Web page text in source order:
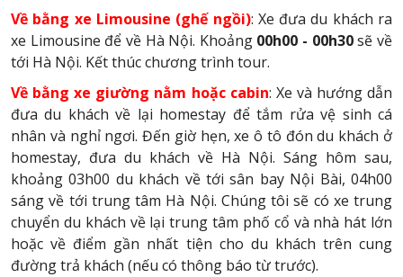
Về bằng xe Limousine (ghế ngồi): Xe đưa du khách ra
xe Limousine để về Hà Nội. Khoảng 00h00 - 00h30sẽ về
tới Hà Nội. Kết thúc chương trình tour.
Về bằng xe giường nằm hoặc cabin: Xe và hướng dẫn
đưa du khách về lại homestay để tắm rửa vệ sinh cá
nhân và nghỉ ngơi. Đến giờ hẹn, xe ô tô đón du khách ở
homestay, đưa du khách về Hà Nội. Sáng hôm sau,
khoảng 03h00 du khách về tới sân bay Nội Bài, 04h00
sáng về tới trung tâm Hà Nội. Chúng tôi sẽ có xe trung
chuyển du khách về lại trung tâm phố cổ và nhà hát lớn
hoặc về điểm gần nhất tiện cho du khách trên cung
đường trả khách (nếu có thông báo từ trước).